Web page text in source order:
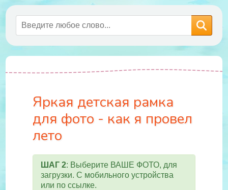
Яркая детская рамка
для фото - как я провел
лето
ШАГ 2: Выберите ВАШЕ ФОТО, для
загрузки. С мобильного устройства
или по ссылке.